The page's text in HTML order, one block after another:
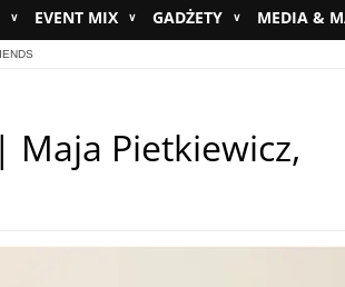
∨ EVENT MIX ∨ GADŻETY ∨ MEDIA &
Maja Pietkiewicz,